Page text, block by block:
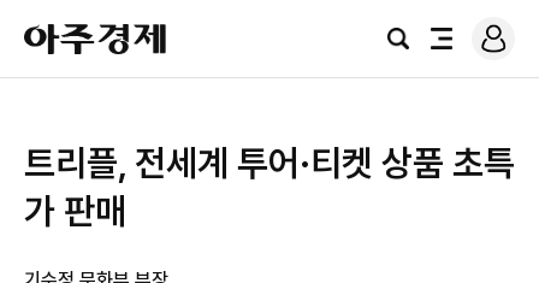
아
주
경
검
전
로
그
트리플, 전세계 투어·티켓 상품 초특
가 판매